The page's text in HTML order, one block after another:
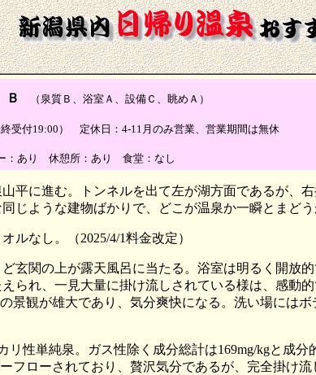
Ｂ （泉質Ｂ、浴室Ａ、設備Ｃ、眺めＡ）
受付19:00） 定休日：4-11月のみ営業、営業期間は無休
あり 休憩所：あり 食堂：なし
平に進む。トンネルを出て左が湖方面であるが、
じような建物ばかりで、どこが温泉か一瞬とまど
ルなし。（2025/4/1料金改定）
玄関の上が露天風呂に当たる。浴室は明るく開放
られ、一見大量に掛け流しされている様は、感動
景観が雄大であり、気分爽快になる。洗い場には
性単純泉。ガス性除く成分総計は169mg/kgと成
フローされており、贅沢気分であるが、完全掛け